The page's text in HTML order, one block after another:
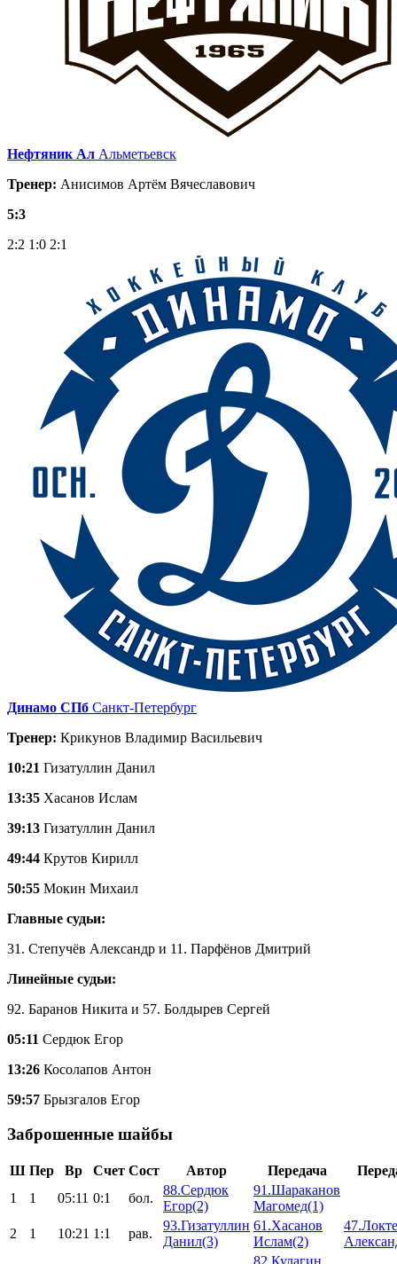
Нефтяник Ал Альметьевск
Тренер: Анисимов Артём Вячеславович
5:3
2:2 1:0 2:1
Динамо СПб Санкт-Петербург
Тренер: Крикунов Владимир Васильевич
10:21 Гизатуллин Данил
13:35 Хасанов Ислам
39:13 Гизатуллин Данил
49:44 Крутов Кирилл
50:55 Мокин Михаил
Главные судьи:
31. Степучёв Александр и 11. Парфёнов Дмитрий
Линейные судьи:
92. Баранов Никита и 57. Болдырев Сергей
05:11 Сердюк Егор
13:26 Косолапов Антон
59:57 Брызгалов Егор
Заброшенные шайбы
Ш Пер Вр Счет Сост Автор Передача
1
1 05:11 0:1 бол.
88.Сердюк
Егор(2)
91.Шараканов
Магомед(1)
2
1 10:21 1:1 рав.
93.Гизатуллин
Данил(3)
61.Хасанов
Ислам(2)